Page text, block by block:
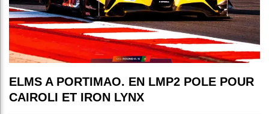
ELMS A PORTIMAO. EN LMP2 POLE POUR
CAIROLI ET IRON LYNX